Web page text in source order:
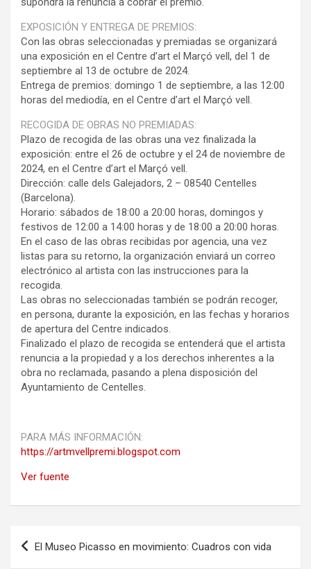
EXPOSICIÓN Y ENTREGA DE PREMIOS:
Con las obras seleccionadas y premiadas se organizará
una exposición en el Centre d’art el Marçó vell, del 1 de
septiembre al 13 de octubre de 2024.
Entrega de premios: domingo 1 de septiembre, a las 12:00
horas del mediodía, en el Centre d’art el Marçó vell.
RECOGIDA DE OBRAS NO PREMIADAS:
Plazo de recogida de las obras una vez finalizada la
exposición: entre el 26 de octubre y el 24 de noviembre de
2024, en el Centre d’art el Marçó vell.
Dirección: calle dels Galejadors, 2 – 08540 Centelles
(Barcelona).
Horario: sábados de 18:00 a 20:00 horas, domingos y
festivos de 12:00 a 14:00 horas y de 18:00 a 20:00 horas.
En el caso de las obras recibidas por agencia, una vez
listas para su retorno, la organización enviará un correo
electrónico al artista con las instrucciones para la
recogida.
Las obras no seleccionadas también se podrán recoger,
en persona, durante la exposición, en las fechas y horarios
de apertura del Centre indicados.
Finalizado el plazo de recogida se entenderá que el artista
renuncia a la propiedad y a los derechos inherentes a la
obra no reclamada, pasando a plena disposición del
Ayuntamiento de Centelles.
PARA MÁS INFORMACIÓN:
https://artmvellpremi.blogspot.com
Ver fuente
Navegación
de
El Museo Picasso en movimiento: Cuadros con vida